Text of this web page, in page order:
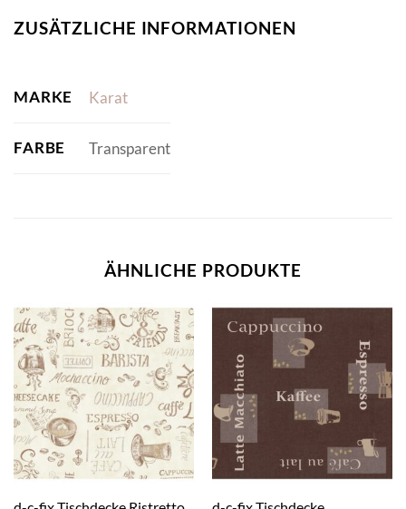
ZUSÄTZLICHE INFORMATIONEN
MARKE Karat
FARBE Transparent
ÄHNLICHE PRODUKTE